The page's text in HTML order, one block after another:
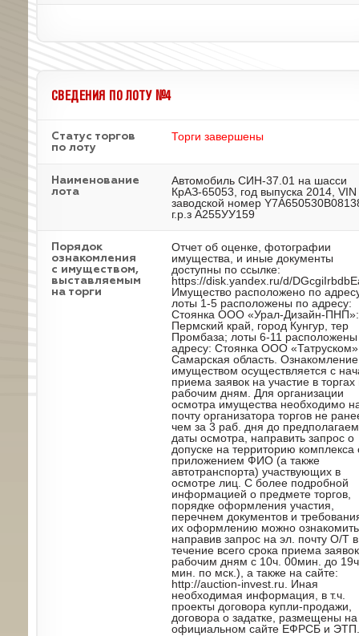
СВЕДЕНИЯ ПО ЛОТУ №4
Статус торгов
по лоту
Торги завершены
Наименование
лота
Автомобиль СИН-37.01 на шасси
КрАЗ-65053, год выпуска 2014,
заводской номер
г.р.з А255УУ159
Порядок
ознакомления
с имуществом,
выставляемым
на торги
Отчет об оценке, фотографии
имущества, и иные документы
доступны по ссылке:
https://disk.yandex.ru/d/
Имущество расположено по
лоты 1-5 расположены по адресу:
Стоянка ООО «Урал-Дизайн-ПНП»:
Пермский край, город Кунгур, тер
Промбаза; лоты 6-11
адресу: Стоянка ООО
Самарская область.
имуществом осуществляется с
приема заявок на участие в торгах
рабочим дням. Для организации
осмотра имущества необходимо
почту организатора торгов не
чем за 3 раб. дня до
даты осмотра, направить запрос о
допуске на территорию комплекса
приложением ФИО (а также
автотранспорта) участвующих в
осмотре лиц. С более подробной
информацией о предмете торгов,
порядке оформления участия,
перечнем документов и
их оформлению можно
направив запрос на эл. почту О/Т в
течение всего срока приема
рабочим дням с 10ч. 00мин. до
мин. по мск.), а также на сайте:
http://auction-invest.ru. Иная
необходимая информация, в т.ч.
проекты договора купли-продажи,
договора о задатке, размещены на
официальном сайте ЕФРСБ и ЭТП.